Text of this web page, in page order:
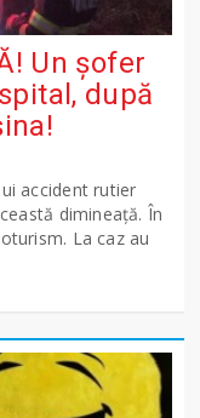
Un șofer
după
accident rutier
dimineață. În
La caz au